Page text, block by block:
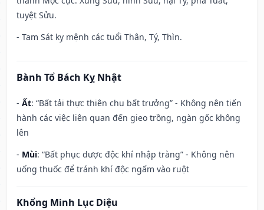
tuyệt Sửu.
- Tam Sát kỵ mệnh các tuổi Thân, Tý, Thìn.
Bành Tổ Bách Kỵ Nhật
- Ất: “Bất tải thực thiên chu bất trưởng” - Không nên tiến
hành các việc liên quan đến gieo trồng, ngàn gốc không
lên
- Mùi: “Bất phục dược độc khí nhập tràng” - Không nên
uống thuốc để tránh khí độc ngấm vào ruột
Khổng Minh Lục Diệu